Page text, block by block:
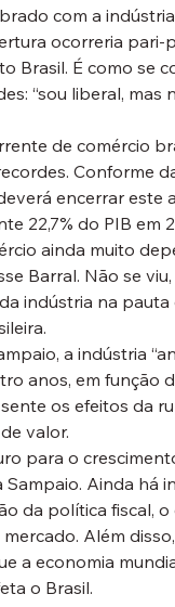
com a
ocorreria pari-
Brasil. É como se
“sou liberal, mas
de comércio
Conforme
encerrar este
22,7% do PIB em
ainda muito
Barral. Não se
indústria na pauta
a indústria
anos, em função
os efeitos da
valor.
para o
Sampaio. Ainda há
da política fiscal, o
Além
a economia
o Brasil.